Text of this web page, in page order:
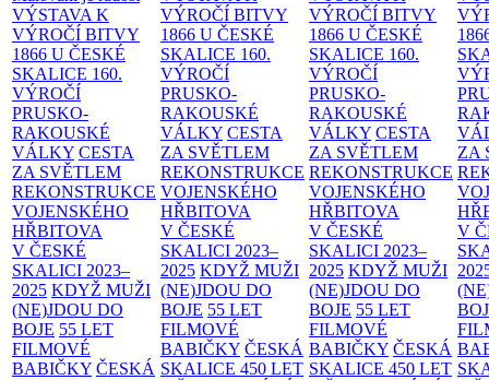
VÝSTAVA K
VÝROČÍ BITVY
1866 U ČESKÉ
SKALICE 160.
VÝROČÍ
PRUSKO-
RAKOUSKÉ
VÁLKY CESTA
ZA SVĚTLEM
REKONSTRUKCE
VOJENSKÉHO
HŘBITOVA
V ČESKÉ
SKALICI 2023–
2025 KDYŽ MUŽI
(NE)JDOU DO
BOJE 55 LET
FILMOVÉ
BABIČKY ČESKÁ
VÝROČÍ BITVY
1866 U ČESKÉ
SKALICE 160.
VÝROČÍ
PRUSKO-
RAKOUSKÉ
VÁLKY CESTA
ZA SVĚTLEM
REKONSTRUKCE
VOJENSKÉHO
HŘBITOVA
V ČESKÉ
SKALICI 2023–
2025 KDYŽ MUŽI
(NE)JDOU DO
BOJE 55 LET
FILMOVÉ
BABIČKY ČESKÁ
SKALICE 450 LET
VÝROČÍ BITVY
1866 U ČESKÉ
SKALICE 160.
VÝROČÍ
PRUSKO-
RAKOUSKÉ
VÁLKY CESTA
ZA SVĚTLEM
REKONSTRUKCE
VOJENSKÉHO
HŘBITOVA
V ČESKÉ
SKALICI 2023–
2025 KDYŽ MUŽI
(NE)JDOU DO
BOJE 55 LET
FILMOVÉ
BABIČKY ČESKÁ
SKALICE 450 LET
ZA
V